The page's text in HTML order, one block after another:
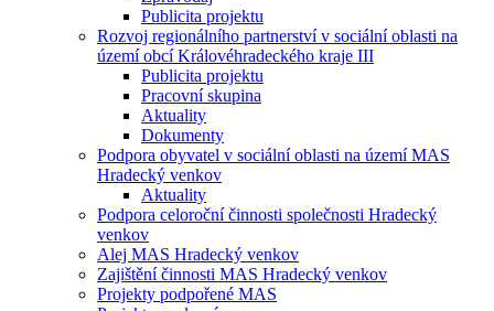
Publicita projektu
Rozvoj regionálního partnerství v sociální oblasti na
území obcí Královéhradeckého kraje III
Publicita projektu
Pracovní skupina
Aktuality
Dokumenty
Podpora obyvatel v sociální oblasti na území MAS
Hradecký venkov
Aktuality
Podpora celoroční činnosti společnosti Hradecký
venkov
Alej MAS Hradecký venkov
Zajištění činnosti MAS Hradecký venkov
Projekty podpořené MAS